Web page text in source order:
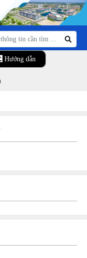
Hướng dẫn